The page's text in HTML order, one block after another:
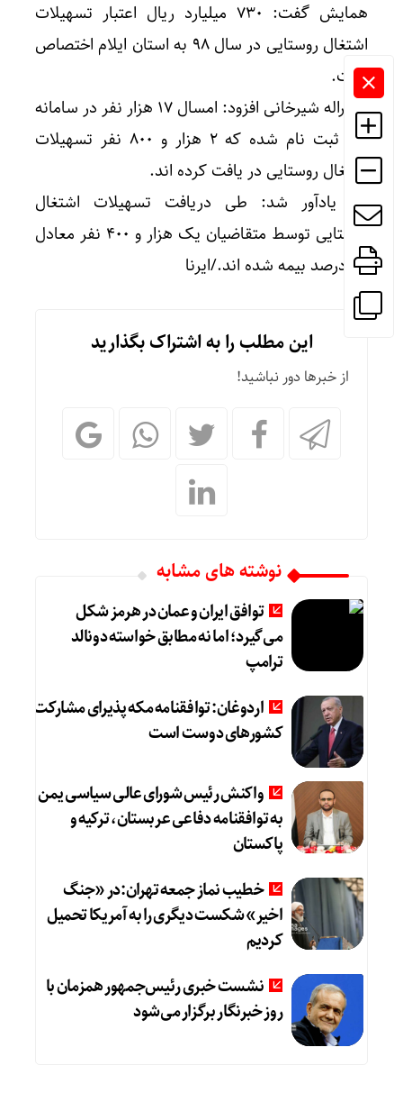
همایش گفت: ۷۳۰ میلیارد ریال اعتبار تسهیلات
اشتغال روستایی در سال ۹۸ به استان ایلام اختصاص
یافت.
شکراله شیرخانی افزود: امسال ۱۷ هزار نفر در سامانه
کارا ثبت نام شده که ۲ هزار و ۸۰۰ نفر تسهیلات
اشتغال روستایی در یافت کرده اند.
وی یادآور شد: طی دریافت تسهیلات اشتغال
روستایی توسط متقاضیان یک هزار و ۴۰۰ نفر معادل
۵۰ درصد بیمه شده اند./ایرنا
این مطلب را به اشتراک بگذارید
از خبرها دور نباشید!
نوشته های مشابه
توافق ایران و عمان در هرمز شکل
می‌گیرد؛ اما نه مطابق خواسته دونالد
ترامپ
اردوغان: توافقنامه مکه پذیرای مشارکت
کشورهای دوست است
واکنش رئیس شورای عالی سیاسی یمن
به توافقنامه دفاعی عربستان، ترکیه و
پاکستان
خطیب نماز جمعه تهران:در «جنگ
اخیر» شکست دیگری را به آمریکا تحمیل
کردیم
نشست خبری رئیس‌جمهور همزمان با
روز خبرنگار برگزار می‌شود